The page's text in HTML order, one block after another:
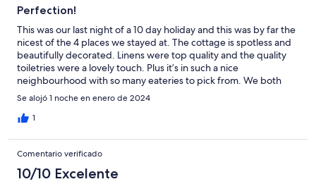
Perfection!
This was our last night of a 10 day holiday and this was by far the
nicest of the 4 places we stayed at. The cottage is spotless and
beautifully decorated. Linens were top quality and the quality
toiletries were a lovely touch. Plus it’s in such a nice
neighbourhood with so many eateries to pick from. We both
wished we owned it! Thank you so much for a wonderful last
night.
Se alojó 1 noche en enero de 2024
1
Comentario verificado
10/10 Excelente